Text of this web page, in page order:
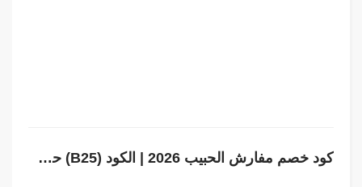
كود خصم مفارش الحبيب 2026 | الكود (B25) حصري لأعلى قيمة تخفيض